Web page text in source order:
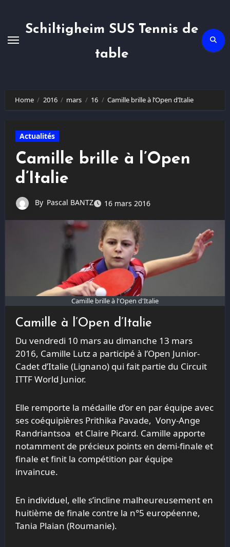
Schiltigheim SUS Tennis de
table
Home 2016 mars 16 Camille brille à l’Open d’Italie
Actualités
Camille brille à l’Open
d’Italie
By Pascal BANTZ 16 mars 2016
Camille brille à l'Open d'Italie
Camille à l’Open d’Italie
Du vendredi 10 mars au dimanche 13 mars
2016, Camille Lutz a participé à l’Open Junior-
Cadet d’Italie (Lignano) qui fait partie du Circuit
ITTF World Junior.
Elle remporte la médaille d’or en par équipe avec
ses coéquipières Prithika Pavade, Vony-Ange
Randriantsoa et Claire Picard. Camille apporte
notamment de précieux points en demi-finale et
finale et finit la compétition par équipe
invaincue.
En individuel, elle s’incline malheureusement en
huitième de finale contre la n°5 européenne,
Tania Plaian (Roumanie).